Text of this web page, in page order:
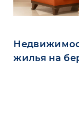
жилья на